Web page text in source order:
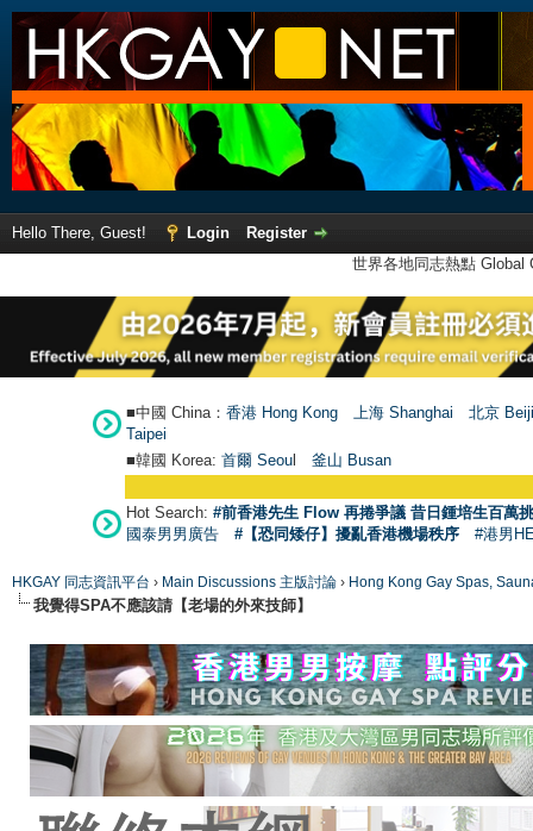
Hello There, Guest! Login
Register
世界各地同志熱點
■中國 China： 香港 Hong Kong 上海 Shanghai
北京
Taipei
■韓國 Korea: 首爾 Seoul 釜山 Busan
Hot Search: #前香港先生 Flow 再捲爭議 昔日鍾培生百萬
國泰男男廣告
#【恐同矮仔】擾亂香港機場秩序 #港男
HKGAY 同志資訊平台 › Main Discussions 主版討論 › Hong Kong Gay Spas,
我覺得SPA不應該請【老場的外來技師】